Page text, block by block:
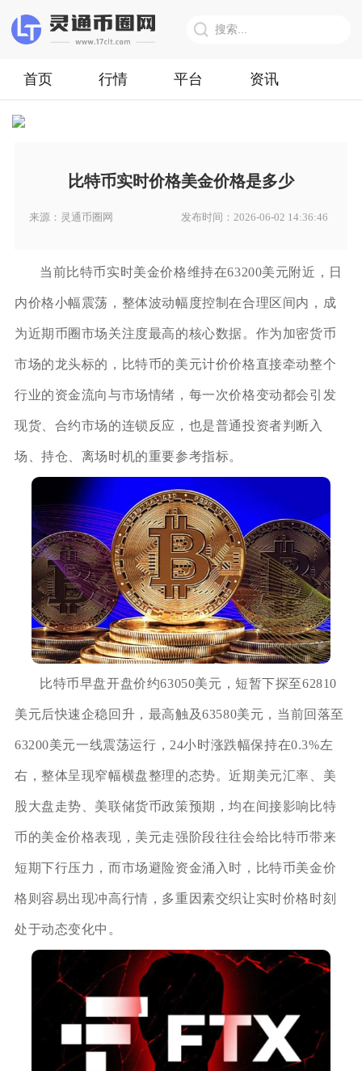
首页 行情 平台 资讯
比特币实时价格美金价格是多少
来源：灵通币圈网 发布时间：2026-06-02 14:36:46
当前比特币实时美金价格维持在63200美元附近，日
内价格小幅震荡，整体波动幅度控制在合理区间内，成
为近期币圈市场关注度最高的核心数据。作为加密货币
市场的龙头标的，比特币的美元计价价格直接牵动整个
行业的资金流向与市场情绪，每一次价格变动都会引发
现货、合约市场的连锁反应，也是普通投资者判断入
场、持仓、离场时机的重要参考指标。
比特币早盘开盘价约63050美元，短暂下探至62810
美元后快速企稳回升，最高触及63580美元，当前回落至
63200美元一线震荡运行，24小时涨跌幅保持在0.3%左
右，整体呈现窄幅横盘整理的态势。近期美元汇率、美
股大盘走势、美联储货币政策预期，均在间接影响比特
币的美金价格表现，美元走强阶段往往会给比特币带来
短期下行压力，而市场避险资金涌入时，比特币美金价
格则容易出现冲高行情，多重因素交织让实时价格时刻
处于动态变化中。